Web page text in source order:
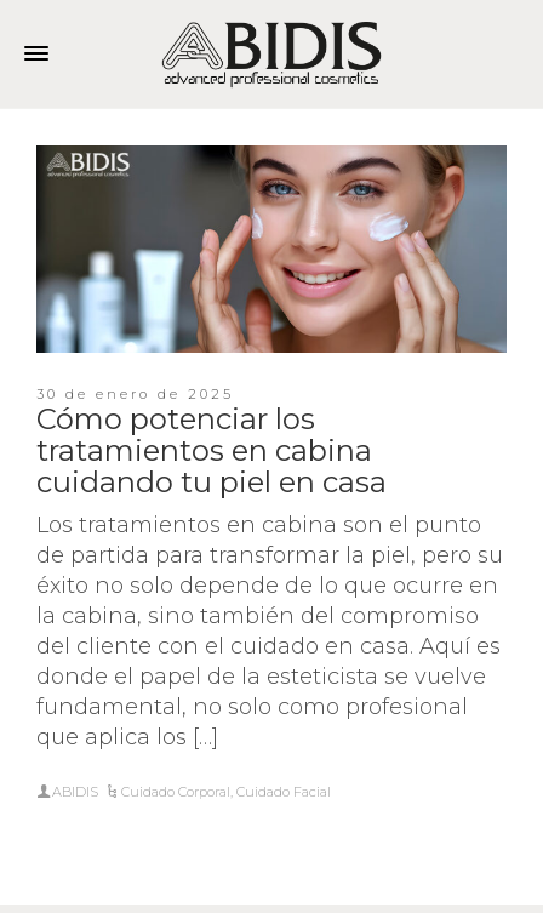
30 de enero de 2025
Cómo potenciar los
tratamientos en cabina
cuidando tu piel en casa
Los tratamientos en cabina son el punto
de partida para transformar la piel, pero su
éxito no solo depende de lo que ocurre en
la cabina, sino también del compromiso
del cliente con el cuidado en casa. Aquí es
donde el papel de la esteticista se vuelve
fundamental, no solo como profesional
que aplica los […]
ABIDIS Cuidado Corporal,Cuidado Facial